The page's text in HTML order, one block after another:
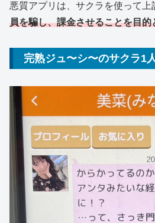
悪質アプリは、サクラを使って上
員を騙し、課金させることを目
完熟ジュ〜シ〜のサクラ1